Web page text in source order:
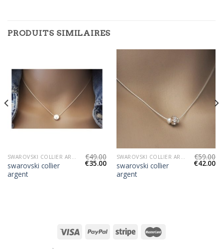
PRODUITS SIMILAIRES
SWAROVSKI COLLIER ARGENT
swarovski collier
argent
€49.00
€35.00
SWAROVSKI COLLIER ARGENT
swarovski collier
argent
€59.00
€42.00